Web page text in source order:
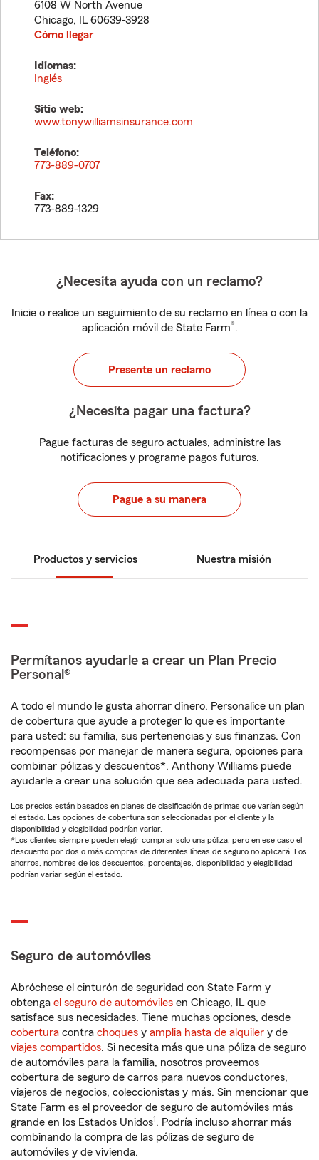
6108 W North Avenue
Chicago, IL 60639-3928
Cómo llegar
Idiomas:
Inglés
Sitio web:
www.tonywilliamsinsurance.com
Teléfono:
773-889-0707
Fax:
773-889-1329
¿Necesita ayuda con un reclamo?
Inicie o realice un seguimiento de su reclamo en línea o con la
aplicación móvil de State Farm®.
Presente un reclamo
¿Necesita pagar una factura?
Pague facturas de seguro actuales, administre las
notificaciones y programe pagos futuros.
Pague a su manera
Productos y servicios Nuestra misión
Permítanos ayudarle a crear un Plan Precio
Personal®
A todo el mundo le gusta ahorrar dinero. Personalice un plan
de cobertura que ayude a proteger lo que es importante
para usted: su familia, sus pertenencias y sus finanzas. Con
recompensas por manejar de manera segura, opciones para
combinar pólizas y descuentos*, Anthony Williams puede
ayudarle a crear una solución que sea adecuada para usted.
Los precios están basados en planes de clasificación de primas que varían según
el estado. Las opciones de cobertura son seleccionadas por el cliente y la
disponibilidad y elegibilidad podrían variar.
*Los clientes siempre pueden elegir comprar solo una póliza, pero en ese caso el
descuento por dos o más compras de diferentes líneas de seguro no aplicará. Los
ahorros, nombres de los descuentos, porcentajes, disponibilidad y elegibilidad
podrían variar según el estado.
Seguro de automóviles
Abróchese el cinturón de seguridad con State Farm y
obtenga el seguro de automóviles en Chicago, IL que
satisface sus necesidades. Tiene muchas opciones, desde
cobertura contra choques y amplia hasta de alquiler y de
viajes compartidos. Si necesita más que una póliza de seguro
de automóviles para la familia, nosotros proveemos
cobertura de seguro de carros para nuevos conductores,
viajeros de negocios, coleccionistas y más. Sin mencionar que
State Farm es el proveedor de seguro de automóviles más
grande en los Estados Unidos1. Podría incluso ahorrar más
combinando la compra de las pólizas de seguro de
automóviles y de vivienda.